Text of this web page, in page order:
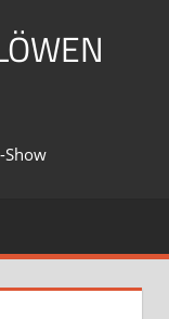
Show